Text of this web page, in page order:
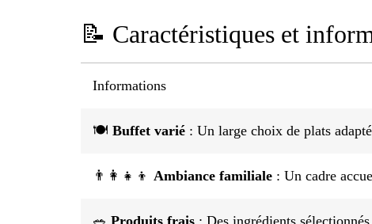
📝 Caractéristiques et
Informations
🍽️ Buffet varié : Un large choix de plats
👨‍👩‍👧‍👦 Ambiance familiale : Un cadre
🥗 Produits frais : Des ingrédients